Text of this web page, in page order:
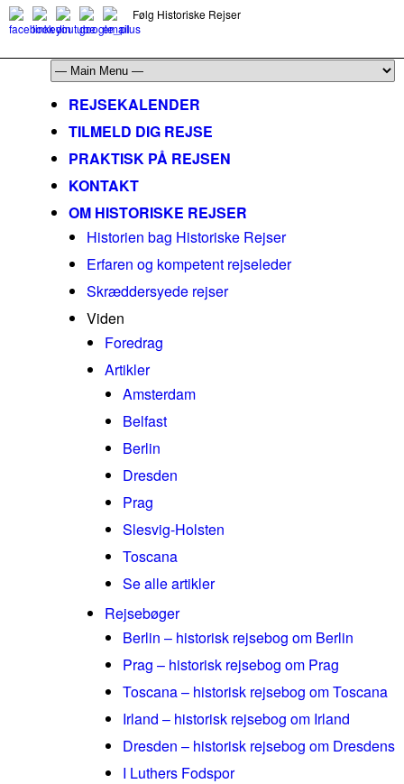
Følg Historiske Rejser
REJSEKALENDER
TILMELD DIG REJSE
PRAKTISK PÅ REJSEN
KONTAKT
OM HISTORISKE REJSER
Historien bag Historiske Rejser
Erfaren og kompetent rejseleder
Skræddersyede rejser
Viden
Foredrag
Artikler
Amsterdam
Belfast
Berlin
Dresden
Prag
Slesvig-Holsten
Toscana
Se alle artikler
Rejsebøger
Berlin – historisk rejsebog om Berlin
Prag – historisk rejsebog om Prag
Toscana – historisk rejsebog om Toscana
Irland – historisk rejsebog om Irland
Dresden – historisk rejsebog om Dresdens
I Luthers Fodspor